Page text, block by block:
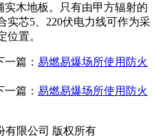
木地板。只有由甲方辐射的
实芯5、220伏电力线可作为采
位置。
篇： 易燃易爆场所使用防火
篇： 易燃易爆场所使用防火
有限公司 版权所有